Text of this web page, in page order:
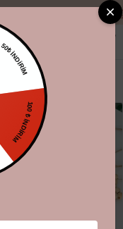
"Aynı gün
50₺ İNDİRİM
100 ₺ İNDİRİM